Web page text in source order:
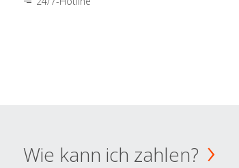
Wie kann ich zahlen?